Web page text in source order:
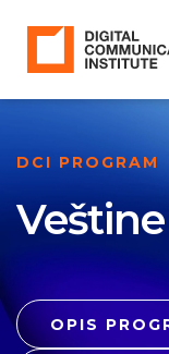
DCI PROGRAM
OPIS